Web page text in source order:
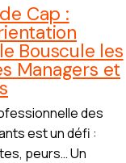
Cap :
Bouscule les
Managers et
des
est un défi :
peurs… Un